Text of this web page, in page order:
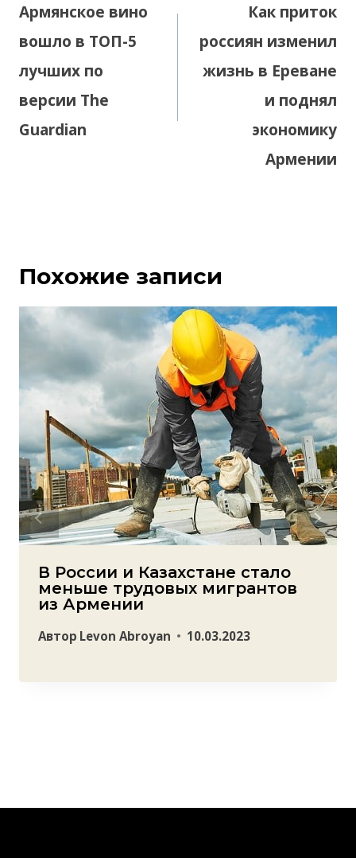
записям
Армянское вино
вошло в ТОП-5
лучших по
версии The
Guardian
Как приток
россиян изменил
жизнь в Ереване
и поднял
экономику
Армении
Похожие записи
В России и Казахстане стало
меньше трудовых мигрантов
из Армении
Автор Levon Abroyan 10.03.2023